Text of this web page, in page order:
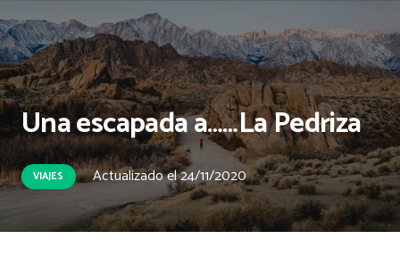
Una escapada a……La Pedriza
VIAJES Actualizado el24/11/2020